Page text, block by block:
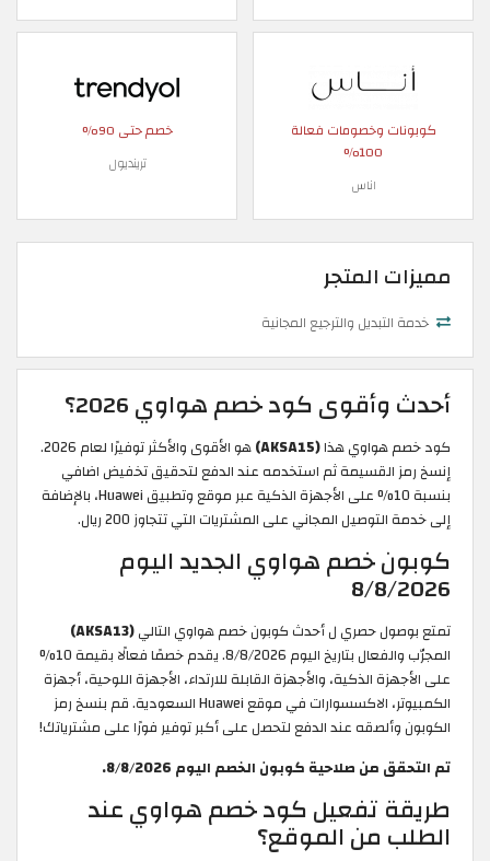
كوبونات وخصومات فعالة
100%
اناس
خصم حتى 90%
ترينديول
مميزات المتجر
خدمة التبديل والترجيع المجانية
أحدث وأقوى كود خصم هواوي 2026؟
كود خصم هواوي هذا(AKSA15)
هو الأقوى والأكثر توفيرًا لعام 2026.
إنسخ رمز القسيمة ثم استخدمه عند الدفع لتحقيق تخفيض اضافي
بنسبة 10% على الأجهزة الذكية عبر موقع وتطبيق Huawei، بالإضافة
إلى خدمة التوصيل المجاني على المشتريات التي تتجاوز200 ريال.
كوبون خصم هواوي الجديد اليوم
8/8/2026
تمتع بوصول حصري ل أحدث كوبون خصم هواوي التالي(AKSA13)
المجرّب والفعال بتاريخ اليوم 8/8/2026. يقدم خصمًا فعالًا بقيمة 10%
على الأجهزة الذكية، والأجهزة القابلة للارتداء، الأجهزة اللوحية، أجهزة
الكمبيوتر، الاكسسوارات في موقع Huawei السعودية. قم بنسخ رمز
الكوبون وألصقه عند الدفع لتحصل على أكبر توفير فورًا على مشترياتك!
تم التحقق من صلاحية كوبون الخصم اليوم 8/8/2026.
طريقة تفعيل كود خصم هواوي عند
الطلب من الموقع؟